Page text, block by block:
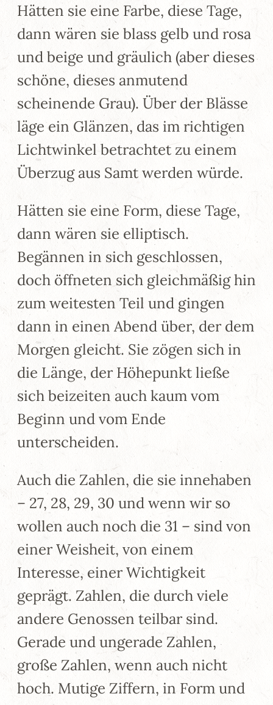
Hätten sie eine Farbe, diese Tage,
dann wären sie blass gelb und rosa
und beige und gräulich (aber dieses
schöne, dieses anmutend
scheinende Grau). Über der Blässe
läge ein Glänzen, das im richtigen
Lichtwinkel betrachtet zu einem
Überzug aus Samt werden würde.
Hätten sie eine Form, diese Tage,
dann wären sie elliptisch.
Begännen in sich geschlossen,
doch öffneten sich gleichmäßig hin
zum weitesten Teil und gingen
dann in einen Abend über, der dem
Morgen gleicht. Sie zögen sich in
die Länge, der Höhepunkt ließe
sich beizeiten auch kaum vom
Beginn und vom Ende
unterscheiden.
Auch die Zahlen, die sie innehaben
– 27, 28, 29, 30 und wenn wir so
wollen auch noch die 31 – sind von
einer Weisheit, von einem
Interesse, einer Wichtigkeit
geprägt. Zahlen, die durch viele
andere Genossen teilbar sind.
Gerade und ungerade Zahlen,
große Zahlen, wenn auch nicht
hoch. Mutige Ziffern, in Form und